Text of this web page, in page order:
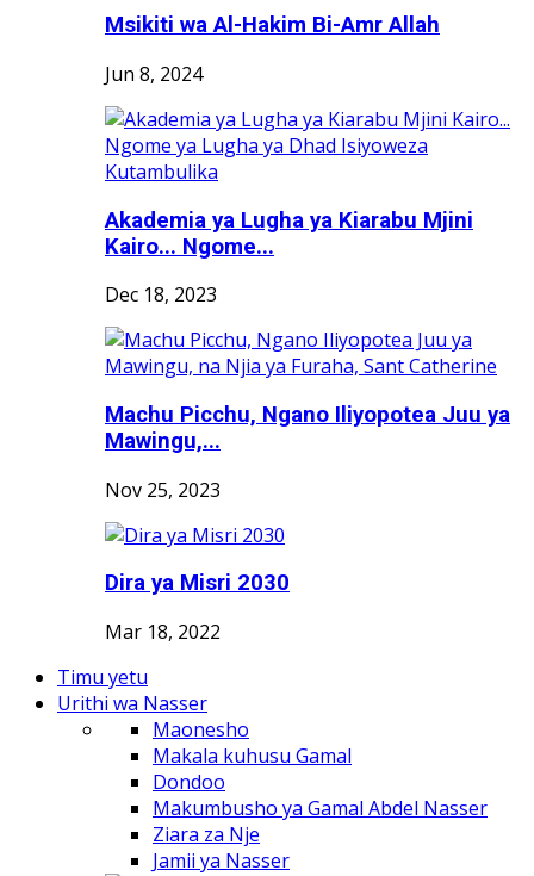
Msikiti wa Al-Hakim Bi-Amr Allah
Jun 8, 2024
Akademia ya Lugha ya Kiarabu Mjini
Kairo... Ngome...
Dec 18, 2023
Machu Picchu, Ngano Iliyopotea Juu ya
Mawingu,...
Nov 25, 2023
Dira ya Misri 2030
Mar 18, 2022
Timu yetu
Urithi wa Nasser
Maonesho
Makala kuhusu Gamal
Dondoo
Makumbusho ya Gamal Abdel Nasser
Ziara za Nje
Jamii ya Nasser